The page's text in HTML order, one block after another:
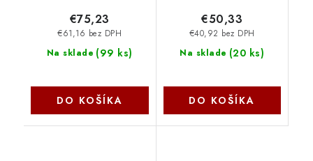
Na sklade (99 ks)
€61,16 bez DPH
€75,23
DO KOŠÍKA
Na sklade (20 ks)
€40,92 bez DPH
€50,33
DO KOŠÍKA